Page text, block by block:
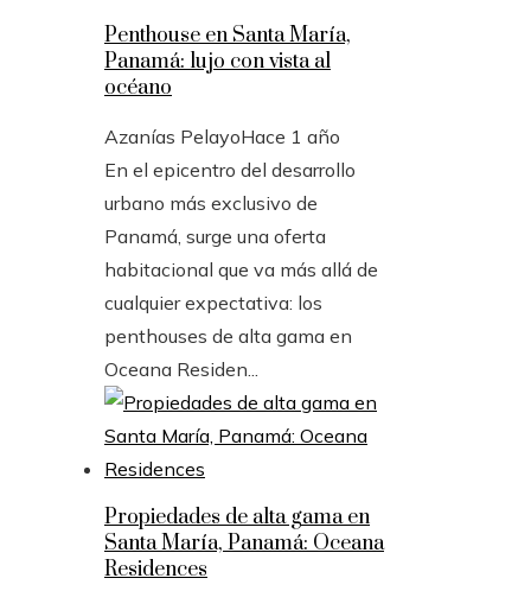
Penthouse en Santa María,
Panamá: lujo con vista al
océano
Azanías PelayoHace 1 año
En el epicentro del desarrollo
urbano más exclusivo de
Panamá, surge una oferta
habitacional que va más allá de
cualquier expectativa: los
penthouses de alta gama en
Oceana Residen...
Propiedades de alta gama en
Santa María, Panamá: Oceana
Residences